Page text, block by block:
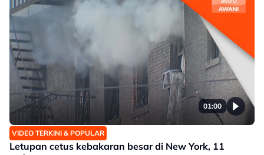
01:00
VIDEO TERKINI & POPULAR
Letupan cetus kebakaran besar di New York, 11